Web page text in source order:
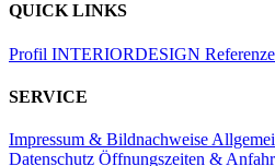
QUICK LINKS
Profil INTERIORDESIGN
SERVICE
Impressum & Bildnachweise
Datenschutz Öffnungszeiten &